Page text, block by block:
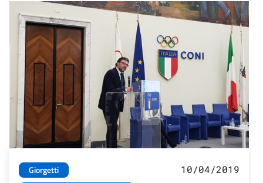
Giorgetti
10/04/2019